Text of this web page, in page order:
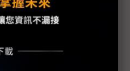
勝去年
釋單有望提升